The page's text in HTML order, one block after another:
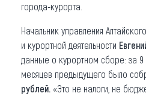
города-курорта.
Начальник управления
и курортной деятельности
данные о курортном сборе: за 9
месяцев предыдущего было
рублей. «Это не налоги, не